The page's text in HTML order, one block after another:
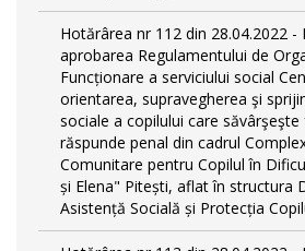
Hotărârea nr 112 din 28.04.2022 -
aprobarea Regulamentului de
Funcționare a serviciului social
orientarea, supravegherea şi
sociale a copilului care
răspunde penal din cadrul
Comunitare pentru Copilul în
și Elena" Pitești, aflat în structura
Asistență Socială și Protecția